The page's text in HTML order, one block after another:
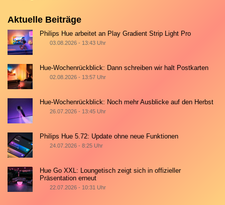
Aktuelle Beiträge
Philips Hue arbeitet an Play Gradient Strip Light Pro
03.08.2026 - 13:43 Uhr
Hue-Wochenrückblick: Dann schreiben wir halt Postkarten
02.08.2026 - 13:57 Uhr
Hue-Wochenrückblick: Noch mehr Ausblicke auf den Herbst
26.07.2026 - 13:45 Uhr
Philips Hue 5.72: Update ohne neue Funktionen
24.07.2026 - 8:25 Uhr
Hue Go XXL: Loungetisch zeigt sich in offizieller
Präsentation erneut
22.07.2026 - 10:31 Uhr